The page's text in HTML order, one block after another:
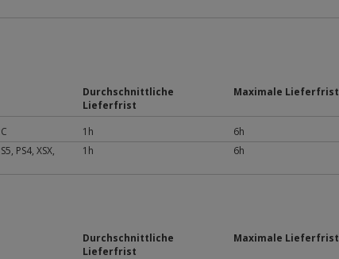
Durchschnittliche
Lieferfrist
Maximale Lieferfrist
1h
6h
PS4, XSX,
1h 6h
Durchschnittliche
Lieferfrist
Maximale Lieferfrist